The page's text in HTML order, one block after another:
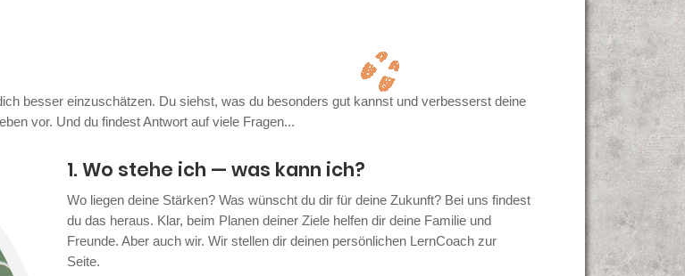
besser einzuschätzen. Du siehst, was du besonders gut kannst und verbesserst deine
vor. Und du findest Antwort auf viele Fragen...
1. Wo stehe ich — was kann ich?
Wo liegen deine Stärken? Was wünscht du dir für deine Zukunft? Bei uns findest
du das heraus. Klar, beim Planen deiner Ziele helfen dir deine Familie und
Freunde. Aber auch wir. Wir stellen dir deinen persönlichen LernCoach zur
Seite.